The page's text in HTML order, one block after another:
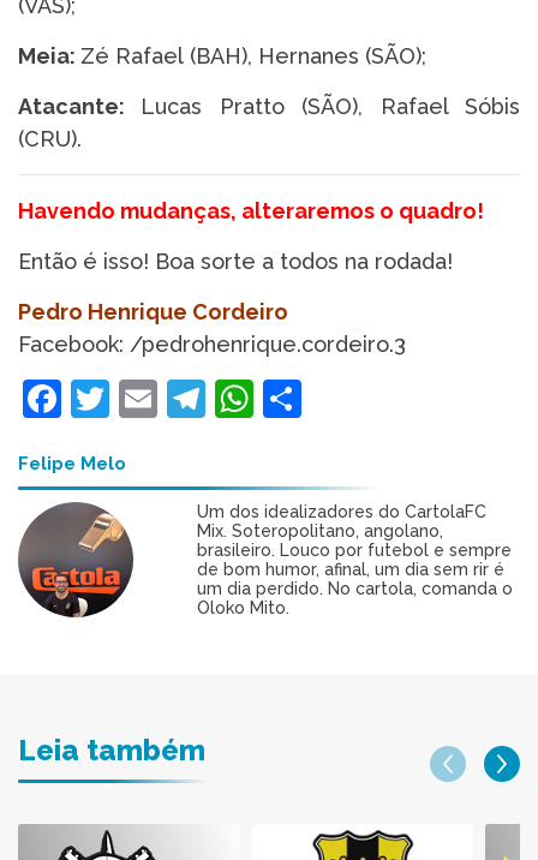
(VAS);
Meia: Zé Rafael (BAH), Hernanes (SÃO);
Atacante: Lucas Pratto (SÃO), Rafael Sóbis
(CRU).
Havendo mudanças, alteraremos o quadro!
Então é isso! Boa sorte a todos na rodada!
Pedro Henrique Cordeiro
Facebook: /pedrohenrique.cordeiro.3
Facebook
Twitter
EmailTelegram
WhatsApp
Felipe Melo
Um dos idealizadores do CartolaFC
Mix. Soteropolitano, angolano,
brasileiro. Louco por futebol e sempre
de bom humor, afinal, um dia sem rir é
um dia perdido. No cartola, comanda o
Oloko Mito.
Leia também